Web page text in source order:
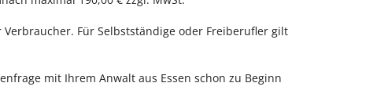
Für Selbstständige oder Freiberufler gilt
mit Ihrem Anwalt aus Essen schon zu Beginn